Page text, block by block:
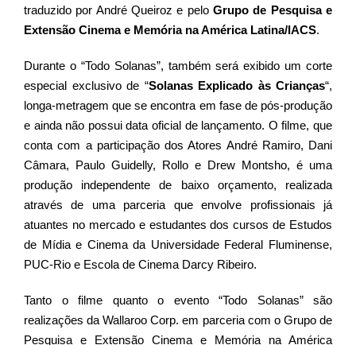
traduzido por André Queiroz e pelo Grupo de Pesquisa e
Extensão Cinema e Memória na América Latina/IACS.
Durante o “Todo Solanas”, também será exibido um corte
especial exclusivo de “Solanas Explicado às Crianças“,
longa-metragem que se encontra em fase de pós-produção
e ainda não possui data oficial de lançamento. O filme, que
conta com a participação dos Atores André Ramiro, Dani
Câmara, Paulo Guidelly, Rollo e Drew Montsho, é uma
produção independente de baixo orçamento, realizada
através de uma parceria que envolve profissionais já
atuantes no mercado e estudantes dos cursos de Estudos
de Mídia e Cinema da Universidade Federal Fluminense,
PUC-Rio e Escola de Cinema Darcy Ribeiro.
Tanto o filme quanto o evento “Todo Solanas” são
realizações da Wallaroo Corp. em parceria com o Grupo de
Pesquisa e Extensão Cinema e Memória na América